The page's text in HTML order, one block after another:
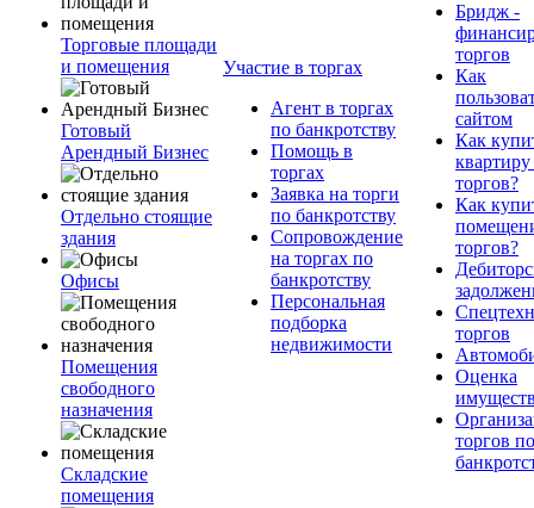
Торговые площади
и помещения
Готовый
Арендный Бизнес
Отдельно стоящие
здания
Офисы
Помещения
свободного
назначения
Складские
помещения
Участие в торгах
Агент в торгах
по банкротству
Помощь в
торгах
Заявка на торги
по банкротству
Сопровождение
на торгах по
банкротству
Персональная
подборка
недвижимости
Бридж -
торгов
Как
сайтом
Как
квартиру
торгов?
Как
торгов?
торгов
Оценка
торгов по